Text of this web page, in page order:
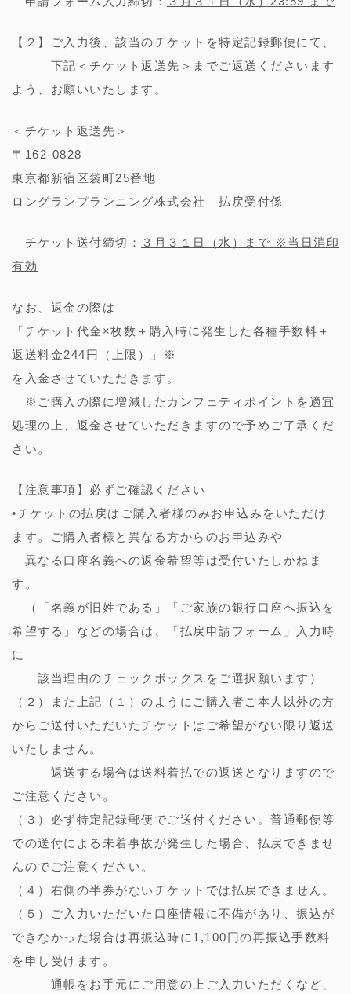
【２】ご入力後、該当のチケットを特定記録郵便にて、
下記＜チケット返送先＞までご返送くださいます
よう、お願いいたします。
＜チケット返送先＞
〒162-0828
東京都新宿区袋町25番地
ロングランプランニング株式会社 払戻受付係
チケット送付締切：
３月３１日（水）まで ※当日消印
有効
なお、返金の際は
「チケット代金×枚数＋購入時に発生した各種手数料＋
返送料金244円（上限）」※
を入金させていただきます。
※ご購入の際に増減したカンフェティポイントを適宜
処理の上、返金させていただきますので予めご了承くだ
さい。
【注意事項】必ずご確認ください
•チケットの払戻はご購入者様のみお申込みをいただけ
ます。ご購入者様と異なる方からのお申込みや
異なる口座名義への返金希望等は受付いたしかねま
す。
（「名義が旧姓である」「ご家族の銀行口座へ振込を
希望する」などの場合は、「払戻申請フォーム」入力時
に
該当理由のチェックボックスをご選択願います）
（２）また上記（１）のようにご購入者ご本人以外の方
からご送付いただいたチケットはご希望がない限り返送
いたしません。
返送する場合は送料着払での返送となりますので
ご注意ください。
（３）必ず特定記録郵便でご送付ください。普通郵便等
での送付による未着事故が発生した場合、払戻できませ
んのでご注意ください。
（４）右側の半券がないチケットでは払戻できません。
（５）ご入力いただいた口座情報に不備があり、振込が
できなかった場合は再振込時に1,100円の再振込手数料
を申し受けます。
通帳をお手元にご用意の上ご入力いただくなど、